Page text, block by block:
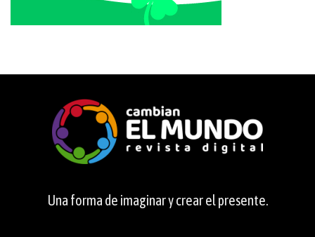
Una forma de imaginar y crear el presente.